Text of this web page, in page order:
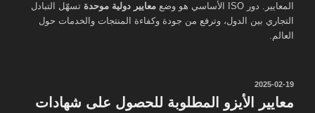
المعايير. دور ISO الأساسي هو وضع
معايير دولية موحدة تسهّل التبادل
التجاري بين الدول، وترفع من جودة وكفاءة المنتجات والخدمات حول
العالم.
نُشر
2025-02-19
معايير الأيزو المطلوبة للحصول على شهادات